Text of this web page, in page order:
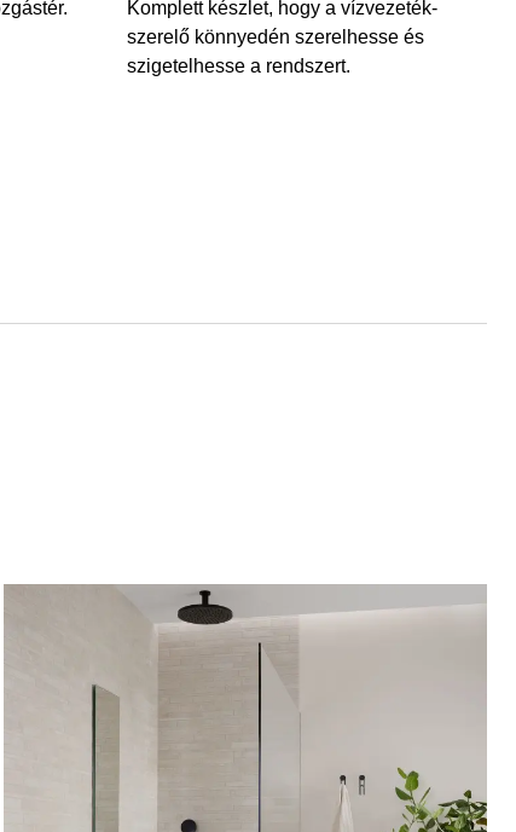
Komplett készlet, hogy a vízvezeték-
szerelő könnyedén szerelhesse és
szigetelhesse a rendszert.